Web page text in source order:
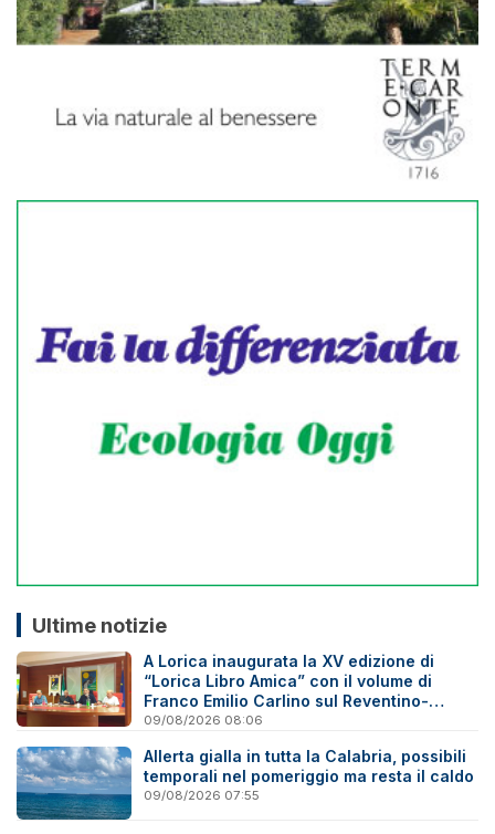
Ultime notizie
A Lorica inaugurata la XV edizione di
“Lorica Libro Amica” con il volume di
Franco Emilio Carlino sul Reventino-
Savuto
09/08/2026 08:06
Allerta gialla in tutta la Calabria, possibili
temporali nel pomeriggio ma resta il caldo
09/08/2026 07:55